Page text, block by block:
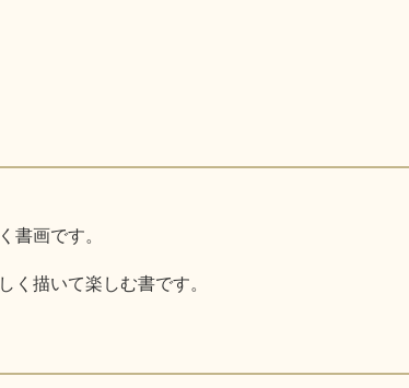
書画です。
く描いて楽しむ書です。